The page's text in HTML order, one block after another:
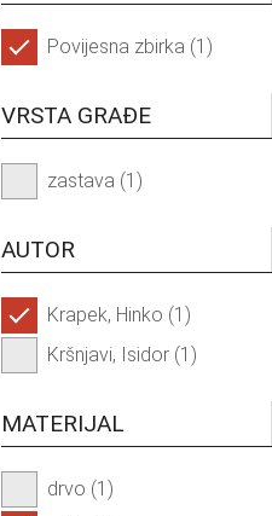
Povijesna zbirka (1)
VRSTA GRAĐE
zastava (1)
AUTOR
Krapek, Hinko (1)
Kršnjavi, Isidor (1)
MATERIJAL
drvo (1)